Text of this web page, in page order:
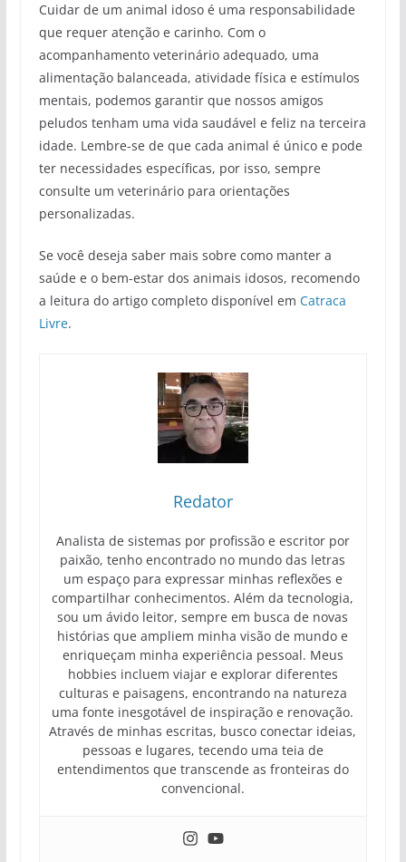
Cuidar de um animal idoso é uma responsabilidade
que requer atenção e carinho. Com o
acompanhamento veterinário adequado, uma
alimentação balanceada, atividade física e estímulos
mentais, podemos garantir que nossos amigos
peludos tenham uma vida saudável e feliz na terceira
idade. Lembre-se de que cada animal é único e pode
ter necessidades específicas, por isso, sempre
consulte um veterinário para orientações
personalizadas.
Se você deseja saber mais sobre como manter a
saúde e o bem-estar dos animais idosos, recomendo
a leitura do artigo completo disponível em Catraca
Livre.
Redator
Analista de sistemas por profissão e escritor por
paixão, tenho encontrado no mundo das letras
um espaço para expressar minhas reflexões e
compartilhar conhecimentos. Além da tecnologia,
sou um ávido leitor, sempre em busca de novas
histórias que ampliem minha visão de mundo e
enriqueçam minha experiência pessoal. Meus
hobbies incluem viajar e explorar diferentes
culturas e paisagens, encontrando na natureza
uma fonte inesgotável de inspiração e renovação.
Através de minhas escritas, busco conectar ideias,
pessoas e lugares, tecendo uma teia de
entendimentos que transcende as fronteiras do
convencional.